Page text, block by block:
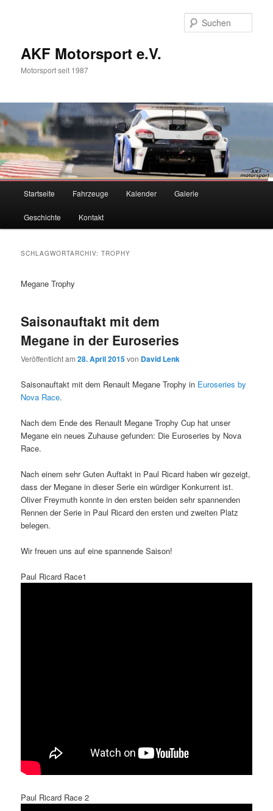
AKF Motorsport e.V.
Motorsport seit 1987
Startseite Fahrzeuge Kalender Galerie
Geschichte Kontakt
SCHLAGWORTARCHIV:TROPHY
Megane Trophy
Saisonauftakt mit dem
Megane in der Euroseries
Veröffentlicht am28. April 2015von David Lenk
Saisonauftakt mit dem Renault Megane Trophy in Euroseries by
Nova Race.
Nach dem Ende des Renault Megane Trophy Cup hat unser
Megane ein neues Zuhause gefunden: Die Euroseries by Nova
Race.
Nach einem sehr Guten Auftakt in Paul Ricard haben wir gezeigt,
dass der Megane in dieser Serie ein würdiger Konkurrent ist.
Oliver Freymuth konnte in den ersten beiden sehr spannenden
Rennen der Serie in Paul Ricard den ersten und zweiten Platz
belegen.
Wir freuen uns auf eine spannende Saison!
Paul Ricard Race1
Paul Ricard Race 2